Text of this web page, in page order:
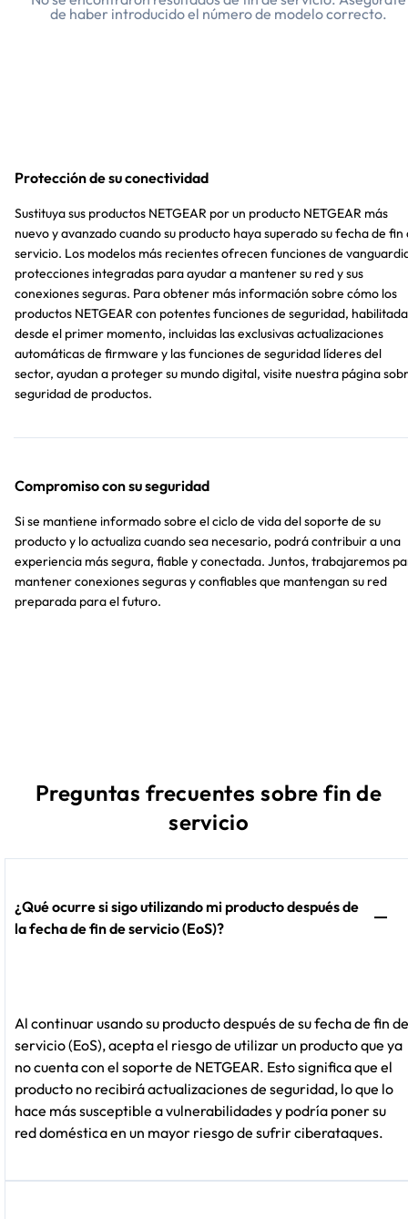
de haber introducido el número de modelo correcto.
Protección de su conectividad
Sustituya sus productos NETGEAR por un producto NETGEAR más
nuevo y avanzado cuando su producto haya superado su fecha de fin
servicio. Los modelos más recientes ofrecen funciones de
protecciones integradas para ayudar a mantener su red y sus
conexiones seguras. Para obtener más información sobre cómo los
productos NETGEAR con potentes funciones de seguridad,
desde el primer momento, incluidas las exclusivas actualizaciones
automáticas de firmware y las funciones de seguridad líderes del
sector, ayudan a proteger su mundo digital, visite nuestra página
seguridad de productos.
Compromiso con su seguridad
Si se mantiene informado sobre el ciclo de vida del soporte de su
producto y lo actualiza cuando sea necesario, podrá contribuir a una
experiencia más segura, fiable y conectada. Juntos, trabajaremos
mantener conexiones seguras y confiables que mantengan su red
preparada para el futuro.
Preguntas frecuentes sobre fin de
servicio
¿Qué ocurre si sigo utilizando mi producto después de
la fecha de fin de servicio (EoS)?
Al continuar usando su producto después de su fecha de fin de
servicio (EoS), acepta el riesgo de utilizar un producto que ya
no cuenta con el soporte de NETGEAR. Esto significa que el
producto no recibirá actualizaciones de seguridad, lo que lo
hace más susceptible a vulnerabilidades y podría poner su
red doméstica en un mayor riesgo de sufrir ciberataques.